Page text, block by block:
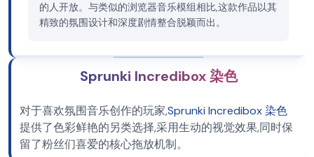
的人开放。与类似的浏览器音乐模组相比,这款作品以其
精致的氛围设计和深度剧情整合脱颖而出。
Sprunki Incredibox 染色
对于喜欢氛围音乐创作的玩家,Sprunki Incredibox 染色
提供了色彩鲜艳的另类选择,采用生动的视觉效果,同时保
留了粉丝们喜爱的核心拖放机制。